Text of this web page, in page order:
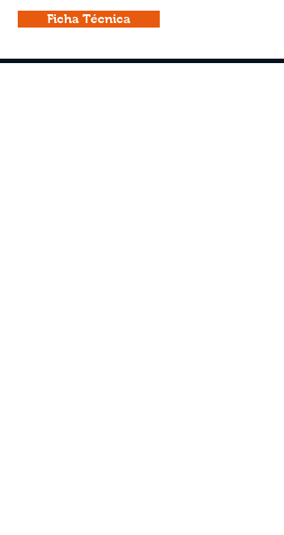
Ficha Técnica